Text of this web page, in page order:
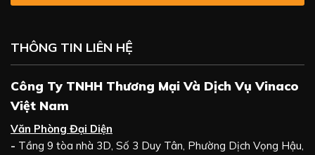
THÔNG TIN LIÊN HỆ
Công Ty TNHH Thương Mại Và Dịch Vụ Vinaco
Việt Nam
Văn Phòng Đại Diện
- Tầng 9 tòa nhà 3D, Số 3 Duy Tân, Phường Dịch Vọng Hậu,